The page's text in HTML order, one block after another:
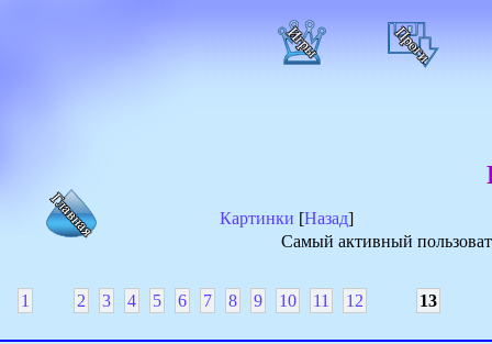
Картинки [Назад]
Самый активный
1 2 3 4 5 6 7 8 9 10 11 12 13